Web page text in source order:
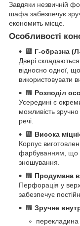
Завдяки незвичній
шафа забезпечує
економить місце.
Особливості
🟫 Г-образна
Двері
відносно одної,
використовувати
🟫 Розподіл
Усередині є
можливість
речі.
🟫 Висока
Корпус
фарбуванням, що
зношування.
🟫 Продумана
Перфорація у
забезпечує
🟫 Зручне